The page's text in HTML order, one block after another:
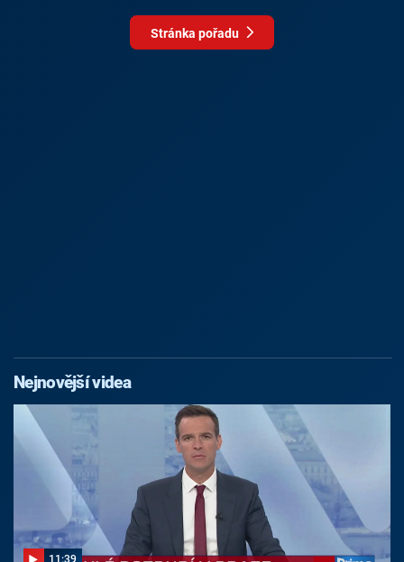
Stránka pořadu
Nejnovější videa